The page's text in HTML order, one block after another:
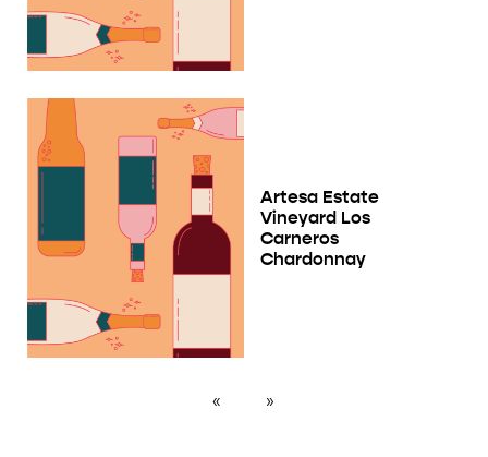
Artesa Estate
Vineyard Los
Carneros
Chardonnay